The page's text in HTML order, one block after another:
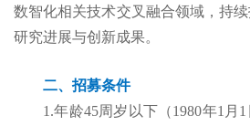
数智化相关技术交叉融合领域，持
研究进展与创新成果。
二、招募条件
1.年龄45周岁以下（1980年1月